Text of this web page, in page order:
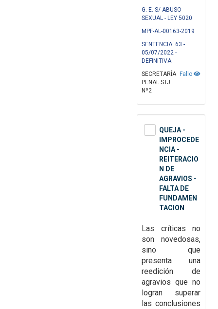
G. E. S/ ABUSO
SEXUAL - LEY 5020
MPF-AL-00163-2019
SENTENCIA: 63 -
05/07/2022 -
DEFINITIVA
Fallo
SECRETARÍA
PENAL STJ
Nº2
QUEJA -
IMPROCEDE
NCIA -
REITERACIO
N DE
AGRAVIOS -
FALTA DE
FUNDAMEN
TACION
Las críticas no
son novedosas,
sino que
presenta una
reedición de
agravios que no
logran superar
las conclusiones